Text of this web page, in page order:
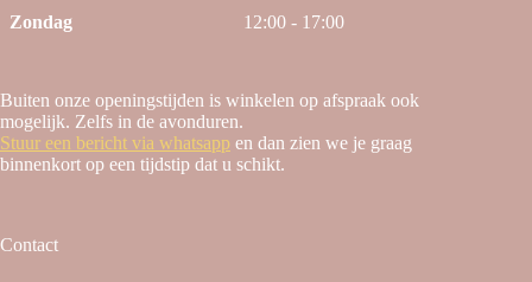
Zondag
12:00 - 17:00
Buiten onze openingstijden is winkelen op afspraak ook
mogelijk. Zelfs in de avonduren.
Stuur een bericht via whatsapp en dan zien we je graag
binnenkort op een tijdstip dat u schikt.
Contact